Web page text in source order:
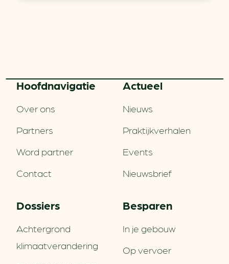
Hoofd­navigatie
Over ons
Partners
Word partner
Contact
Actueel
Nieuws
Praktijkverhalen
Events
Nieuwsbrief
Dossiers
Achtergrond
klimaatverandering
Besparen
In je gebouw
Op vervoer